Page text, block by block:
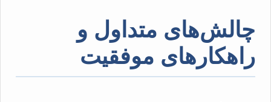
چالش‌های متداول و
راهکارهای موفقیت